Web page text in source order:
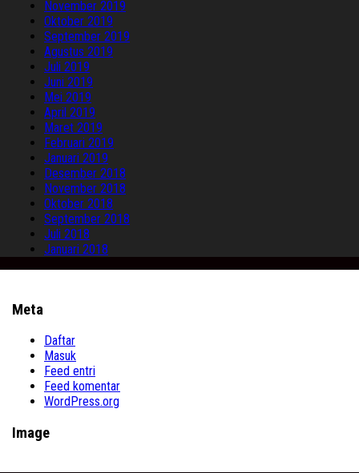
November 2019
Oktober 2019
September 2019
Agustus 2019
Juli 2019
Juni 2019
Mei 2019
April 2019
Maret 2019
Februari 2019
Januari 2019
Desember 2018
November 2018
Oktober 2018
September 2018
Juli 2018
Januari 2018
Meta
Daftar
Masuk
Feed entri
Feed komentar
WordPress.org
Image